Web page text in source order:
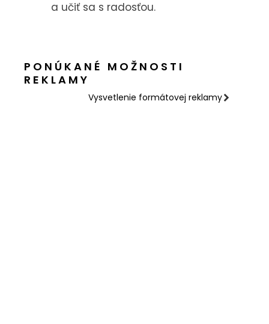
a učiť sa s radosťou.
PONÚKANÉ MOŽNOSTI
REKLAMY
Vysvetlenie formátovej reklamy